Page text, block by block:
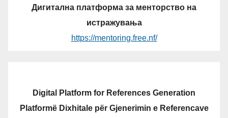
Дигитална платформа за менторство на
истражувања
https://mentoring.free.nf/
Digital Platform for References Generation
Platformë Dixhitale për Gjenerimin e Referencave